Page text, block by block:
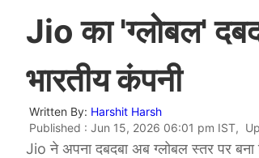
Jio का 'ग्लोबल'
भारतीय कंपनी
Written By: Harshit Harsh
Published : Jun 15, 2026 06:01 pm IST,
Jio ने अपना दबदबा अब ग्लोबल स्तर पर